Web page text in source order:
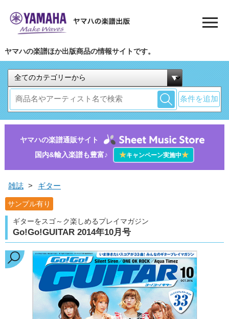
ヤマハの楽譜ほか出版商品の情報サイトです。
条件を追加
ヤマハの楽譜通販サイト
国内&輸入楽譜も豊富♪
★キャンペーン実施中★
雑誌 > ギター
サンプル有り
ギターをスゴ～ク楽しめるプレイマガジン
Go!Go!GUITAR 2014年10月号